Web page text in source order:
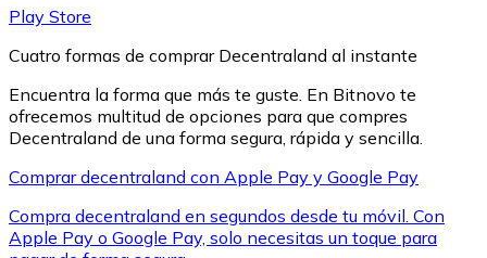
XRP
Play Store
Cuatro formas de comprar Decentraland al instante
Encuentra la forma que más te guste. En Bitnovo te
ofrecemos multitud de opciones para que compres
Decentraland de una forma segura, rápida y sencilla.
Comprar decentraland con Apple Pay y Google Pay
Compra decentraland en segundos desde tu móvil. Con
Apple Pay o Google Pay, solo necesitas un toque para